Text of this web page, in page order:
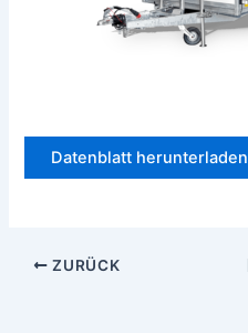
Datenblatt herunterladen
ZURÜCK